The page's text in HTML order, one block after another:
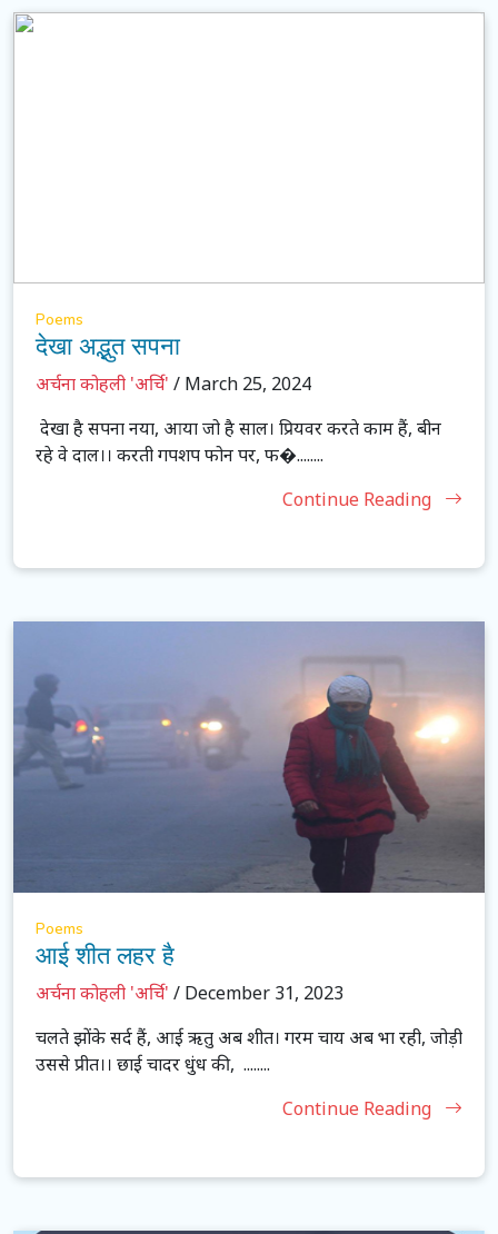
Poems
देखा अद्भुत सपना
अर्चना कोहली 'अर्चि' / March 25, 2024
देखा है सपना नया, आया जो है साल। प्रियवर करते काम हैं, बीन
रहे वे दाल।। करती गपशप फोन पर, फ�........
Continue Reading
Poems
आई शीत लहर है
अर्चना कोहली 'अर्चि' / December 31, 2023
चलते झोंके सर्द हैं, आई ऋतु अब शीत। गरम चाय अब भा रही, जोड़ी
उससे प्रीत।। छाई चादर धुंध की, ........
Continue Reading